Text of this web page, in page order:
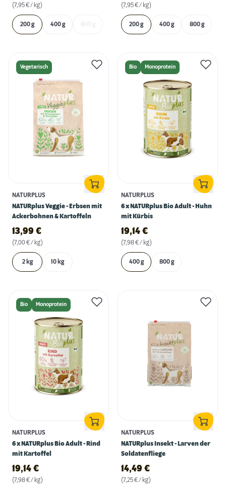
(7,95 € / kg)
200 g 400 g
(7,95 € / kg)
200 g 400 g 800 g
Vegetarisch
NATURPLUS
NATURplus Veggie - Erbsen mit
Ackerbohnen & Kartoffeln
13,99 €
(7,00 € / kg)
2 kg 10 kg
Bio Monoprotein
NATURPLUS
6 x NATURplus Bio Adult - Huhn
mit Kürbis
19,14 €
(7,98 € / kg)
400 g 800 g
Bio Monoprotein
NATURPLUS
6 x NATURplus Bio Adult - Rind
mit Kartoffel
19,14 €
(7,98 € / kg)
NATURPLUS
NATURplus Insekt - Larven der
Soldatenfliege
14,49 €
(7,25 € / kg)